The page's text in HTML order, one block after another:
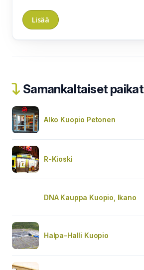
Samankaltaiset paikat
Alko Kuopio Petonen
R-Kioski
DNA Kauppa Kuopio, Ikano
Halpa-Halli Kuopio